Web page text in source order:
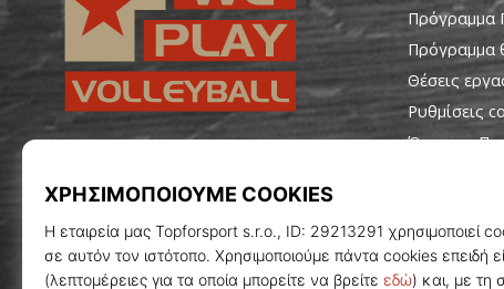
Πρόγραμμα
Πρόγραμμα
Θέσεις
Ρυθμίσεις
Όροι και